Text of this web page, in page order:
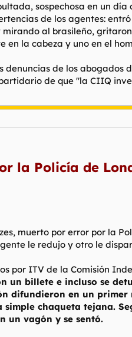
sospechosa en un
de los agentes:
al brasileño,
en la cabeza y uno en el
denuncias de los
de que "la CIIQ
la Policía de
muerto por error por la
le redujo y otro le
por ITV de la Comisión
un billete e incluso se
difundieron en un
simple chaqueta tejana.
un vagón y se sentó.